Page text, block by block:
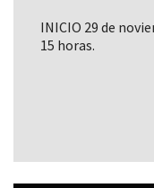
INICIO 29 de
15 horas.